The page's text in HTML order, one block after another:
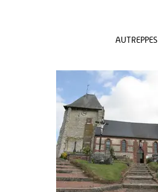
AUTREPPES